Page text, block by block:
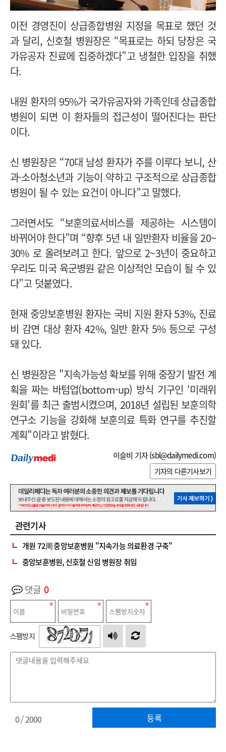
이전 경영진이 상급종합병원 지정을 목표로 했던 것
과 달리, 신호철 병원장은 “목표로는 하되 당장은 국
가유공자 진료에 집중하겠다”고 냉철한 입장을 취했
다.
내원 환자의 95%가 국가유공자와 가족인데 상급종합
병원이 되면 이 환자들의 접근성이 떨어진다는 판단
이다.
신 병원장은 “70대 남성 환자가 주를 이루다 보니, 산
과·소아청소년과 기능이 약하고 구조적으로 상급종합
병원이 될 수 있는 요건이 아니다”고 말했다.
그러면서도 “보훈의료서비스를 제공하는 시스템이
바뀌어야 한다”며 “향후 5년 내 일반환자 비율을 20~
30% 로 올려보려고 한다. 앞으로 2~3년이 중요하고
우리도 미국 육군병원 같은 이상적인 모습이 될 수 있
다”고 덧붙였다.
현재 중앙보훈병원 환자는 국비 지원 환자 53%, 진료
비 감면 대상 환자 42%, 일반 환자 5% 등으로 구성
돼 있다.
신 병원장은 "지속가능성 확보를 위해 중장기 발전 계
획을 짜는 바텀업(bottom-up) 방식 기구인 ‘미래위
원회’를 최근 출범시켰으며, 2018년 설립된 보훈의학
연구소 기능을 강화해 보훈의료 특화 연구를 추진할
계획"이라고 밝혔다.
이슬비 기자 (sbl@dailymedi.com)
기자의 다른기사보기
관련기사
개원 72周 중앙보훈병원 "지속가능 의료환경 구축"
중앙보훈병원, 신호철 신임 병원장 취임
댓글 0
스팸방지
등록
0/ 2000